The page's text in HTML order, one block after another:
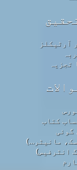
آرٹیکلز
تجزیہ
کتاب
مانیٹر…)